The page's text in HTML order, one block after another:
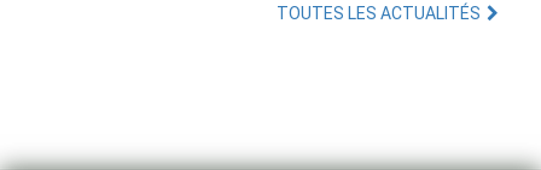
TOUTES LES ACTUALITÉS